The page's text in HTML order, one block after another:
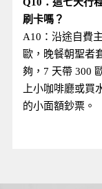
刷卡嗎？
A10：沿途自費
歐，晚餐朝聖者
夠，7 天帶 300
上小咖啡廳或買
的小面額鈔票。